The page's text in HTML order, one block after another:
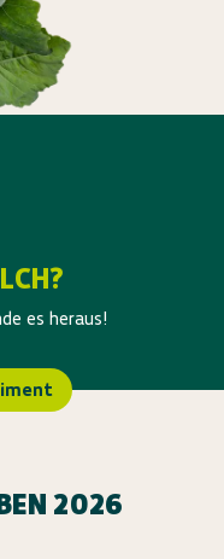
es heraus!
2026